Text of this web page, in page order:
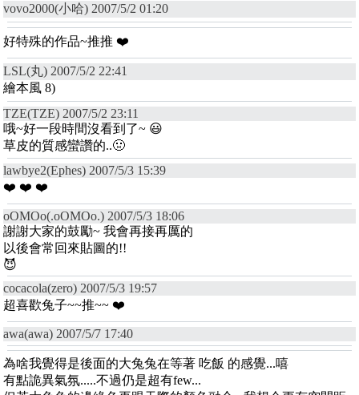
vovo2000(小哈) 2007/5/2 01:20
好特殊的作品~推推 ❤️
LSL(丸) 2007/5/2 22:41
繪本風 8)
TZE(TZE) 2007/5/2 23:11
哦~好一段時間沒看到了~ 😃
草皮的質感蠻讚的..🤢
lawbye2(Ephes) 2007/5/3 15:39
❤️ ❤️ ❤️
oOMOo(.oOMOo.) 2007/5/3 18:06
謝謝大家的鼓勵~ 我會再接再厲的
以後會常回來貼圖的!!
😈
cocacola(zero) 2007/5/3 19:57
超喜歡兔子~~推~~ ❤️
awa(awa) 2007/5/7 17:40
為啥我覺得是後面的大兔兔在等著 吃飯 的感覺...嘻
有點詭異氣氛.....不過仍是超有few...